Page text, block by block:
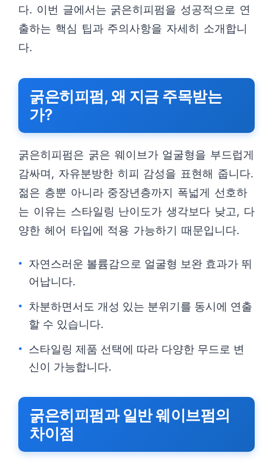
다. 이번 글에서는 굵은히피펌을 성공적으로 연
출하는 핵심 팁과 주의사항을 자세히 소개합니
다.
굵은히피펌, 왜 지금 주목받는
가?
굵은히피펌은 굵은 웨이브가 얼굴형을 부드럽게
감싸며, 자유분방한 히피 감성을 표현해 줍니다.
젊은 층뿐 아니라 중장년층까지 폭넓게 선호하
는 이유는 스타일링 난이도가 생각보다 낮고, 다
양한 헤어 타입에 적용 가능하기 때문입니다.
자연스러운 볼륨감으로 얼굴형 보완 효과가 뛰
어납니다.
차분하면서도 개성 있는 분위기를 동시에 연출
할 수 있습니다.
스타일링 제품 선택에 따라 다양한 무드로 변
신이 가능합니다.
굵은히피펌과 일반 웨이브펌의
차이점